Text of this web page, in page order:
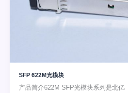
SFP 622M光模块
产品简介622M SFP光模块系列是北亿